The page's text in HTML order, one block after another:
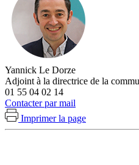
Yannick Le Dorze
Adjoint à la directrice de la
01 55 04 02 14
Contacter par mail
Imprimer la page